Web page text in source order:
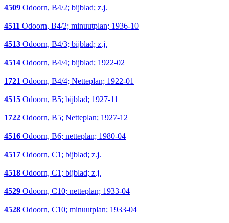
4509 Odoorn, B4/2; bijblad; z.j.
4511 Odoorn, B4/2; minuutplan; 1936-10
4513 Odoorn, B4/3; bijblad; z.j.
4514 Odoorn, B4/4; bijblad; 1922-02
1721 Odoorn, B4/4; Netteplan; 1922-01
4515 Odoorn, B5; bijblad; 1927-11
1722 Odoorn, B5; Netteplan; 1927-12
4516 Odoorn, B6; netteplan; 1980-04
4517 Odoorn, C1; bijblad; z.j.
4518 Odoorn, C1; bijblad; z.j.
4529 Odoorn, C10; netteplan; 1933-04
4528 Odoorn, C10; minuutplan; 1933-04